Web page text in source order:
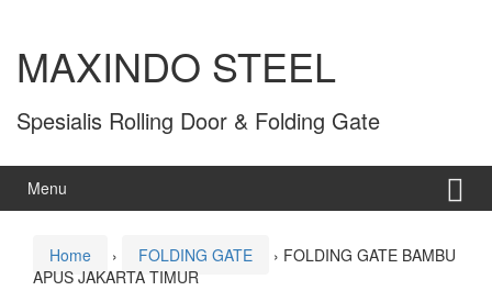
MAXINDO STEEL
Spesialis Rolling Door & Folding Gate
Menu
Home › FOLDING GATE › FOLDING GATE BAMBU
APUS JAKARTA TIMUR